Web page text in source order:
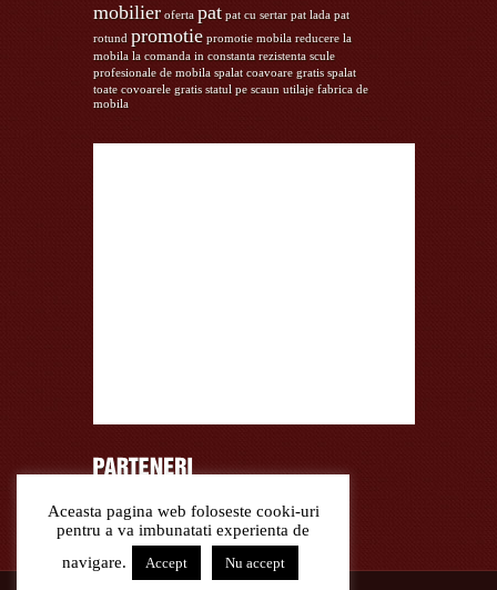
mobilier oferta pat pat cu sertar pat lada pat
rotund promotie promotie mobila reducere la
mobila la comanda in constanta rezistenta scule
profesionale de mobila spalat coavoare gratis spalat
toate covoarele gratis statul pe scaun utilaje fabrica de
mobila
Curatare covoare lana, covoare matase
Aceasta pagina web foloseste cooki-uri
pentru a va imbunatati experienta de
navigare.
Accept Nu accept